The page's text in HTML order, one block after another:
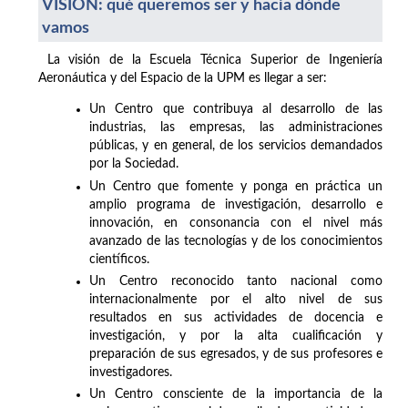
VISIÓN: qué queremos ser y hacia dónde
vamos
La visión de la Escuela Técnica Superior de Ingeniería
Aeronáutica y del Espacio de la UPM es llegar a ser:
Un Centro que contribuya al desarrollo de las
industrias, las empresas, las administraciones
públicas, y en general, de los servicios demandados
por la Sociedad.
Un Centro que fomente y ponga en práctica un
amplio programa de investigación, desarrollo e
innovación, en consonancia con el nivel más
avanzado de las tecnologías y de los conocimientos
científicos.
Un Centro reconocido tanto nacional como
internacionalmente por el alto nivel de sus
resultados en sus actividades de docencia e
investigación, y por la alta cualificación y
preparación de sus egresados, y de sus profesores e
investigadores.
Un Centro consciente de la importancia de la